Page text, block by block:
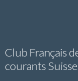
Club Français
courants